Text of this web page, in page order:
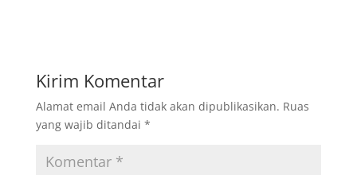
Kirim Komentar
Alamat email Anda tidak akan dipublikasikan. Ruas
yang wajib ditandai *